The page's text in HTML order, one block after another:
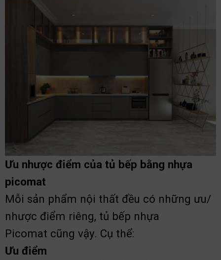
Ưu nhược điểm của tủ bếp bằng nhựa
picomat
Mỗi sản phẩm nội thất đều có những ưu/
nhược điểm riêng, tủ bếp nhựa
Picomat cũng vậy. Cụ thể:
Ưu điểm